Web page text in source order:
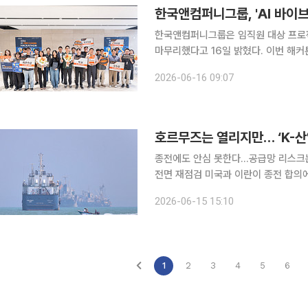
한국앤컴퍼니그룹, 'AI 바
한국앤컴퍼니그룹은 임직원 대상 프
마무리했다고 16일 밝혔다. 이번 해커톤은 2일 서울 강남구 구글 스타트업 캠퍼스에서 본선이 진행
이후 심사를 거쳐 9일 경기 성남시 판
2026-06-16 09:07
호르무즈는 열리지만… ‘K-
종전에도 안심 못한다…공급망 리스크
전면 재점검 미국과 이란이 종전 합의에 도달하면서 글로벌 시장은 일단 최악의 시나리오를 피하게
은 안도하는 분위기다. 그러나 국내
2026-06-15 15:10
1 2 3 4 5 6